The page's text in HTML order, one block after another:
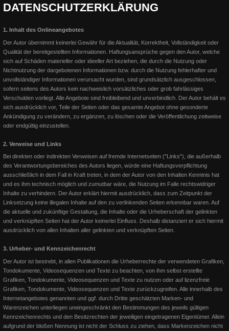
Select Klassen: 2 x Amateur All-around Champion, 2 x Amateur
Weiterlesen
EWU 2017 ... das Turnierjahr
Bunny the Goodbar wird EWU Champion Junior Western Riding
Pferdemedaille in Gold für Lion on the Beach in der Horsemans
Weiterlesen
DATENSCHUTZERKLÄRUNG
1. Inhalt des Onlineangebotes
Der Autor übernimmt keinerlei Gewähr für die Aktualität, Korrektheit, Vollständigkeit oder
Qualität der bereitgestellten Informationen. Haftungsansprüche gegen den Autor, welche
sich auf Schäden materieller oder ideeller Art beziehen, die durch die Nutzung oder
Nichtnutzung der dargebotenen Informationen bzw. durch die Nutzung fehlerhafter und
unvollständiger Informationen verursacht wurden, sind grundsätzlich ausgeschlossen,
sofern seitens des Autors kein nachweislich vorsätzliches oder grob fahrlässiges
Verschulden vorliegt. Alle Angebote sind freibleibend und unverbindlich. Der Autor behält es
sich ausdrücklich vor, Teile der Seiten oder das gesamte Angebot ohne gesonderte
Ankündigung zu verändern, zu ergänzen, zu löschen oder die Veröffentlichung zeitweise
oder endgültig einzustellen.
2. Verweise und Links
Bei direkten oder indirekten Verweisen auf fremde Internetseiten ("Links"), die außerhalb
des Verantwortungsbereiches des Autors liegen, würde eine Haftungsverpflichtung
ausschließlich in dem Fall in Kraft treten, in dem der Autor von den Inhalten Kenntnis hat
und es ihm technisch möglich und zumutbar wäre, die Nutzung im Falle rechtswidriger
Inhalte zu verhindern. Der Autor erklärt hiermit ausdrücklich, dass zum Zeitpunkt der
Linksetzung keine illegalen Inhalte auf den zu verlinkenden Seiten erkennbar waren. Auf
die aktuelle und zukünftige Gestaltung, die Inhalte oder die Urheberschaft der gelinkten
und verknüpften Seiten hat der Autor keinerlei Einfluss. Deshalb distanziert er sich hiermit
ausdrücklich von allen Inhalten aller gelinkten und verknüpften Seiten.
3. Urheber- und Kennzeichenrecht
Der Autor ist bestrebt, in allen Publikationen die Urheberrechte der verwendeten Grafiken,
Tondokumente, Videosequenzen und Texte zu beachten, von ihm selbst erstellte
Grafiken, Tondokumente, Videosequenzen und Texte zu nutzen oder auf lizenzfreie
Grafiken, Tondokumente, Videosequenzen und Texte zurückzugreifen. Alle innerhalb des
Internetangebotes genannten und ggf. durch Dritte geschätzten Marken- und
Warenzeichen unterliegen uneingeschränkt den Bestimmungen des jeweils gültigen
Kennzeichenrechts und den Besitzrechten der jeweiligen eingetragenen Eigentümer. Allein
aufgrund der bloßen Nennung ist nicht der Schluss zu ziehen, dass Markenzeichen nicht